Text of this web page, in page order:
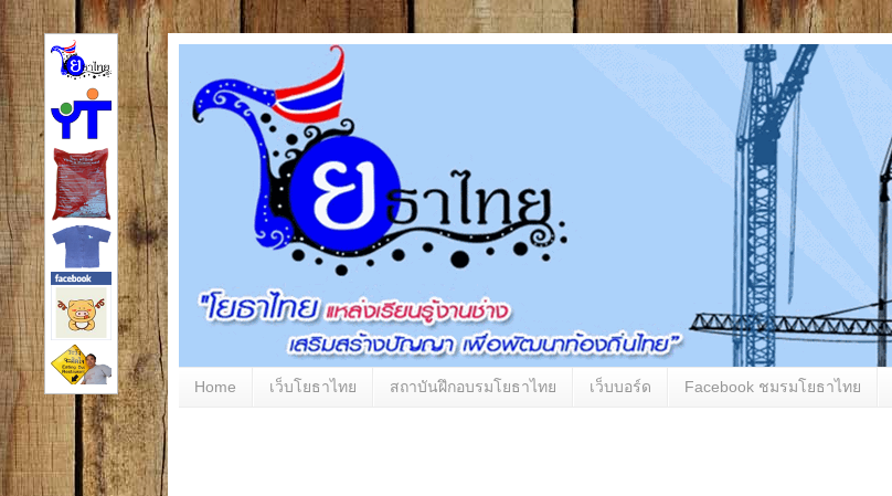
Home เว็บโยธาไทย สถาบันฝึกอบรมโยธาไทย เว็บบอร์ด Facebook ชมรมโยธาไทย